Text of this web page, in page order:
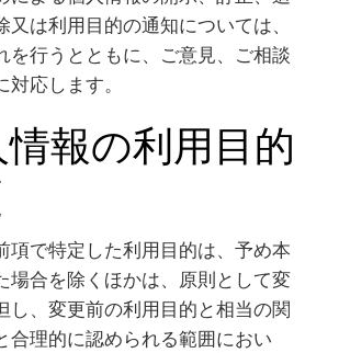
又は利用目的の通知については、
を行うとともに、ご意見、ご相談
応します。
情報の利用目的
で特定した利用目的は、予め本
場合を除くほかは、原則として変
し、変更前の利用目的と相当の関
合理的に認められる範囲におい